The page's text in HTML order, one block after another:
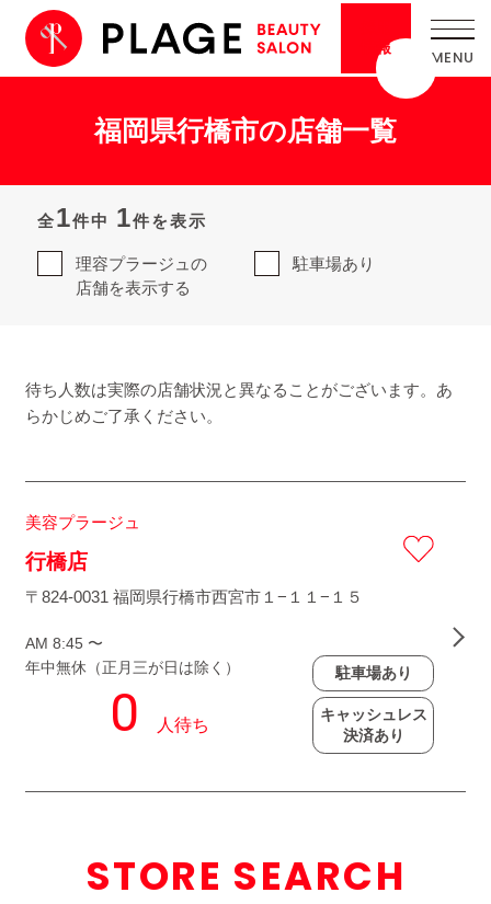
情報
福岡県行橋市の店舗一覧
全1件中 1件を表示
理容プラージュの
店舗を表示する
駐車場あり
待ち人数は実際の店舗状況と異なることがございます。あ
らかじめご了承ください。
美容プラージュ
行橋店
〒824-0031 福岡県行橋市西宮市１−１１−１５
AM 8:45 〜
年中無休（正月三が日は除く）
駐車場あり
キャッシュレス
決済あり
STORE SEARCH